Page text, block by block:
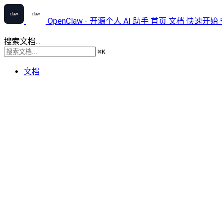
OpenClaw - 开源个人 AI 助手 首页 文档 快速开始
搜索文档...
⌘K
文档